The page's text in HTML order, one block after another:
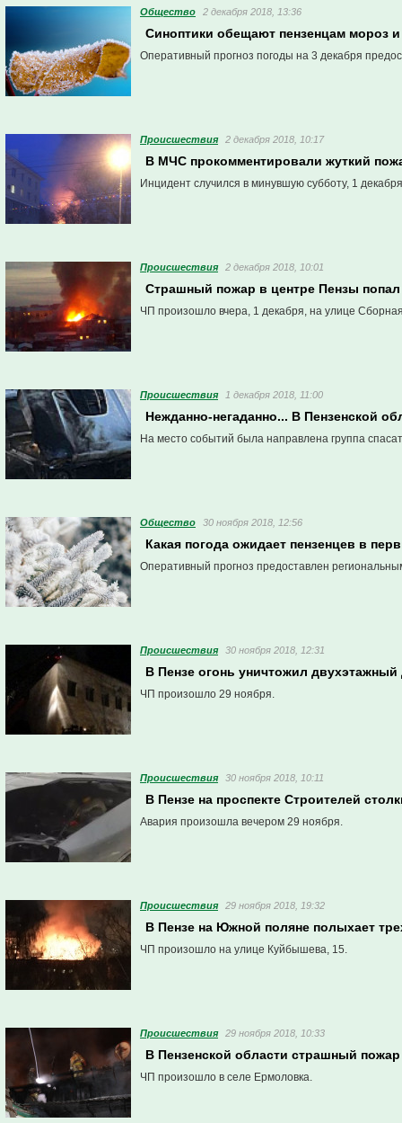
Общество 2 декабря 2018, 13:36
Синоптики обещают пензенцам мороз
Оперативный прогноз погоды на 3 декабря
Проиcшествия 2 декабря 2018, 10:17
В МЧС прокомментировали жуткий
Инцидент случился в минувшую субботу, 1
Проиcшествия 2 декабря 2018, 10:01
Страшный пожар в центре Пензы
ЧП произошло вчера, 1 декабря, на улице
Проиcшествия 1 декабря 2018, 11:00
Нежданно-негаданно... В Пензенской
На место событий была направлена группа
Общество 30 ноября 2018, 12:56
Какая погода ожидает пензенцев в
Оперативный прогноз предоставлен
Проиcшествия 30 ноября 2018, 12:31
В Пензе огонь уничтожил
ЧП произошло 29 ноября.
Проиcшествия 30 ноября 2018, 10:11
В Пензе на проспекте Строителей
Авария произошла вечером 29 ноября.
Проиcшествия 29 ноября 2018, 19:32
В Пензе на Южной поляне полыхает
ЧП произошло на улице Куйбышева, 15.
Проиcшествия 29 ноября 2018, 10:33
В Пензенской области страшный
ЧП произошло в селе Ермоловка.